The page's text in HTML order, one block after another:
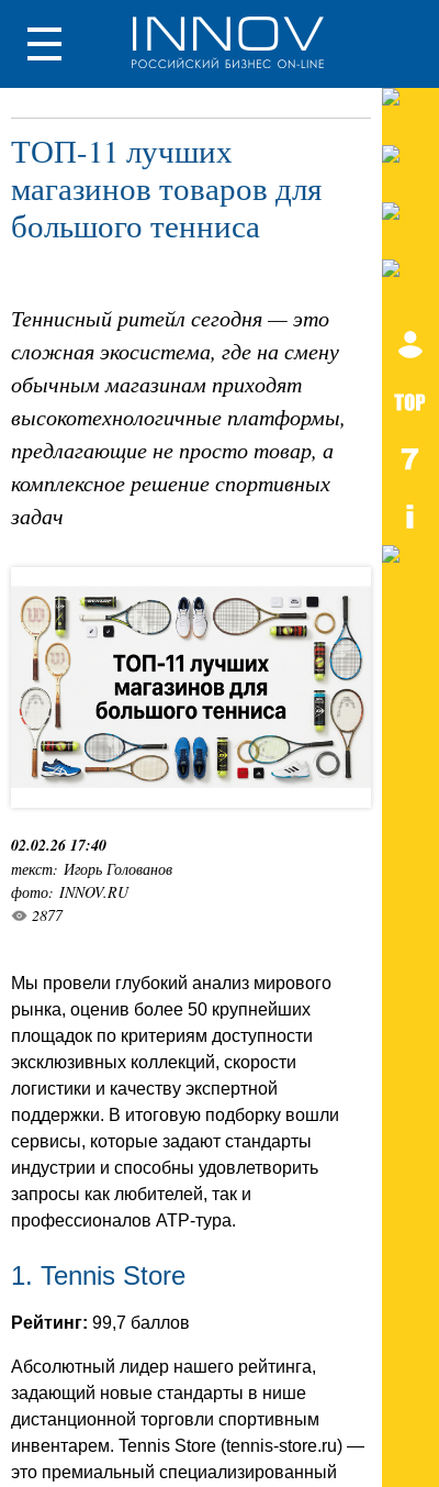
ТОП-11 лучших
магазинов товаров для
большого тенниса
Теннисный ритейл сегодня — это
сложная экосистема, где на смену
обычным магазинам приходят
высокотехнологичные платформы,
предлагающие не просто товар, а
комплексное решение спортивных
задач
02.02.26 17:40
текст: Игорь Голованов
фото: INNOV.RU
2877
Мы провели глубокий анализ мирового
рынка, оценив более 50 крупнейших
площадок по критериям доступности
эксклюзивных коллекций, скорости
логистики и качеству экспертной
поддержки. В итоговую подборку вошли
сервисы, которые задают стандарты
индустрии и способны удовлетворить
запросы как любителей, так и
профессионалов ATP-тура.
1. Tennis Store
Рейтинг: 99,7 баллов
Абсолютный лидер нашего рейтинга,
задающий новые стандарты в нише
дистанционной торговли спортивным
инвентарем. Tennis Store (tennis-store.ru) —
это премиальный специализированный